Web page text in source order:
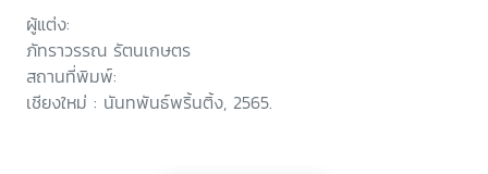
ผู้แต่ง:
ภัทราวรรณ รัตนเกษตร
สถานที่พิมพ์:
เชียงใหม่ : นันทพันธ์พริ้นติ้ง, 2565.